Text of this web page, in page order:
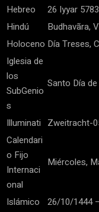
Hebreo
26 Iyyar 5783
Hindú
Budhavãra,
Holoceno Día Treses,
Iglesia de
los
SubGenio
s
Santo Día
Illuminati Zweitracht-
Calendari
o Fijo
Internaci
onal
Miércoles,
Islámico
26/10/1444